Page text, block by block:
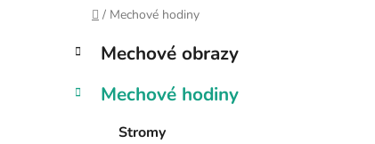
Domov
/ Mechové hodiny
B
č
Preskočiť
kategórie
K
a
e
Mechové obrazy
Mechové hodiny
Stromy